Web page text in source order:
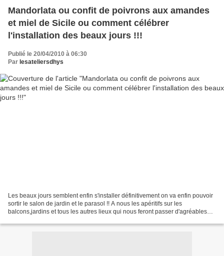
Mandorlata ou confit de poivrons aux amandes
et miel de Sicile ou comment célébrer
l'installation des beaux jours !!!
Publié le 20/04/2010 à 06:30
Par lesateliersdhys
Les beaux jours semblent enfin s'installer définitivement on va enfin pouvoir
sortir le salon de jardin et le parasol !! A nous les apéritifs sur les
balcons,jardins et tous les autres lieux qui nous feront passer d'agréables